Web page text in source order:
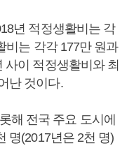
년 적정생활비는 각
비는 각각 177만 원과
사이 적정생활비와 최
난 것이다.
해 전국 주요 도시에
명(2017년은 2천 명)